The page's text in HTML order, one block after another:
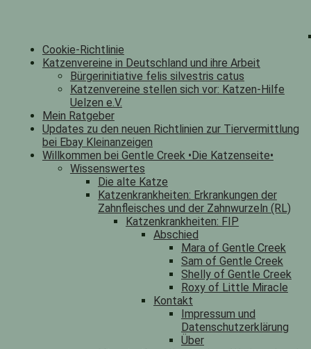
Cookie-Richtlinie
Katzenvereine in Deutschland und ihre Arbeit
Bürgerinitiative felis silvestris catus
Katzenvereine stellen sich vor: Katzen-Hilfe
Uelzen e.V.
Mein Ratgeber
Updates zu den neuen Richtlinien zur Tiervermittlung
bei Ebay Kleinanzeigen
Willkommen bei Gentle Creek •Die Katzenseite•
Wissenswertes
Die alte Katze
Katzenkrankheiten: Erkrankungen der
Zahnfleisches und der Zahnwurzeln (RL)
Katzenkrankheiten: FIP
Abschied
Mara of Gentle Creek
Sam of Gentle Creek
Shelly of Gentle Creek
Roxy of Little Miracle
Kontakt
Impressum und
Datenschutzerklärung
Über